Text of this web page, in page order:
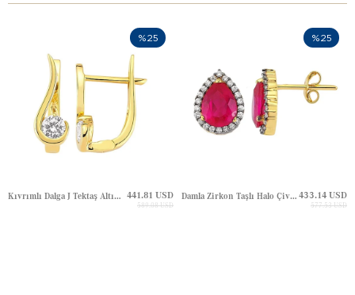
Kıvrımlı Dalga J Tektaş Altın Küpe 441.81 USD
589.08 USD
%25
Damla Zirkon Taşlı Halo Çivili Altın Küpe 433.14 USD
577.53 USD
%25